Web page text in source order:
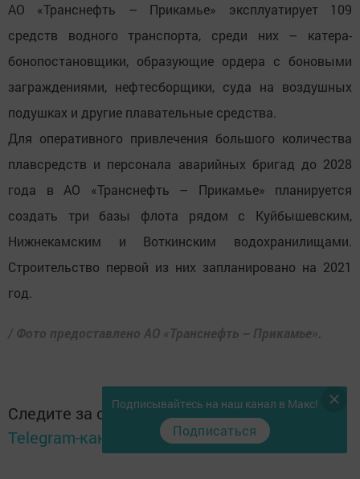
АО «Транснефть – Прикамье» эксплуатирует 109
средств водного транспорта, среди них – катера-
бонопостановщики, образующие ордера с боновыми
заграждениями, нефтесборщики, суда на воздушных
подушках и другие плавательные средства.
Для оперативного привлечения большого количества
плавсредств и персонала аварийных бригад до 2028
года в АО «Транснефть – Прикамье» планируется
создать три базы флота рядом с Куйбышевским,
Нижнекамским и Воткинским водохранилищами.
Строительство первой из них запланировано на 2021
год.
/ Фото предоставлено АО «Транснефть – Прикамье».
Следите за самым важным и интересным в
Telegram-канале
Татмедиа
Подписывайтесь на наш канал в Макс!
Подписаться